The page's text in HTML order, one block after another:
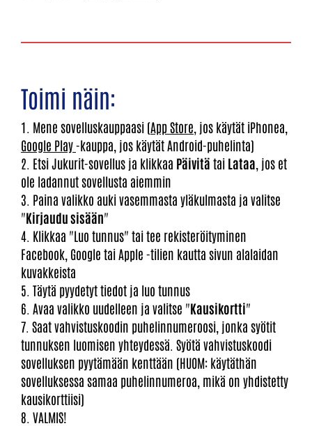
Toimi näin:
1. Mene sovelluskauppaasi (App Store , jos käytät iPhonea,
Google Play-kauppa, jos käytät Android-puhelinta)
2. Etsi Jukurit-sovellus ja klikkaa Päivitä tai Lataa , jos et
ole ladannut sovellusta aiemmin
3. Paina valikko auki vasemmasta yläkulmasta ja valitse
"Kirjaudu sisään"
4. Klikkaa "Luo tunnus" tai tee rekisteröityminen
Facebook, Google tai Apple -tilien kautta sivun alalaidan
kuvakkeista
5. Täytä pyydetyt tiedot ja luo tunnus
6. Avaa valikko uudelleen ja valitse "Kausikortti"
7. Saat vahvistuskoodin puhelinnumeroosi, jonka syötit
tunnuksen luomisen yhteydessä. Syötä vahvistuskoodi
sovelluksen pyytämään kenttään (HUOM: käytäthän
sovelluksessa samaa puhelinnumeroa, mikä on yhdistetty
kausikorttiisi)
8. VALMIS!